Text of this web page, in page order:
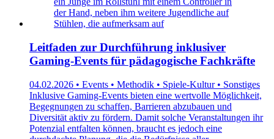
Leitfaden zur Durchführung inklusiver
Gaming-Events für pädagogische Fachkräfte
04.02.2026 • Events • Methodik • Spiele-Kultur • Sonstiges
Inklusive Gaming-Events bieten eine wertvolle Möglichkeit,
Begegnungen zu schaffen, Barrieren abzubauen und
Diversität aktiv zu fördern. Damit solche Veranstaltungen ihr
Potenzial entfalten können, braucht es jedoch eine